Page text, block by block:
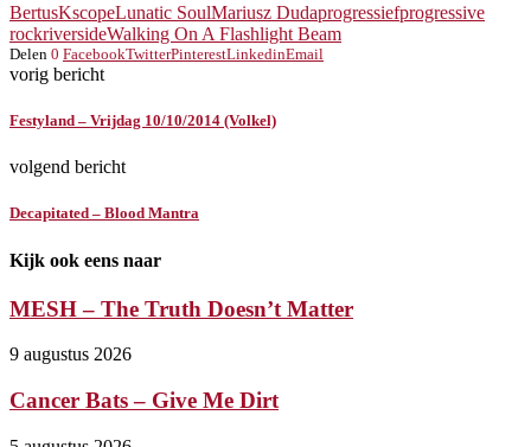
BertusKscopeLunatic SoulMariusz Dudaprogressiefprogressive
rockriversideWalking On A Flashlight Beam
Delen 0 FacebookTwitterPinterestLinkedinEmail
vorig bericht
Festyland – Vrijdag 10/10/2014 (Volkel)
volgend bericht
Decapitated – Blood Mantra
Kijk ook eens naar
MESH – The Truth Doesn’t Matter
9 augustus 2026
Cancer Bats – Give Me Dirt